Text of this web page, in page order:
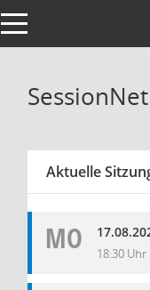
Toggle navigation
SessionNet
Aktuelle
MO 18:30 Uhr